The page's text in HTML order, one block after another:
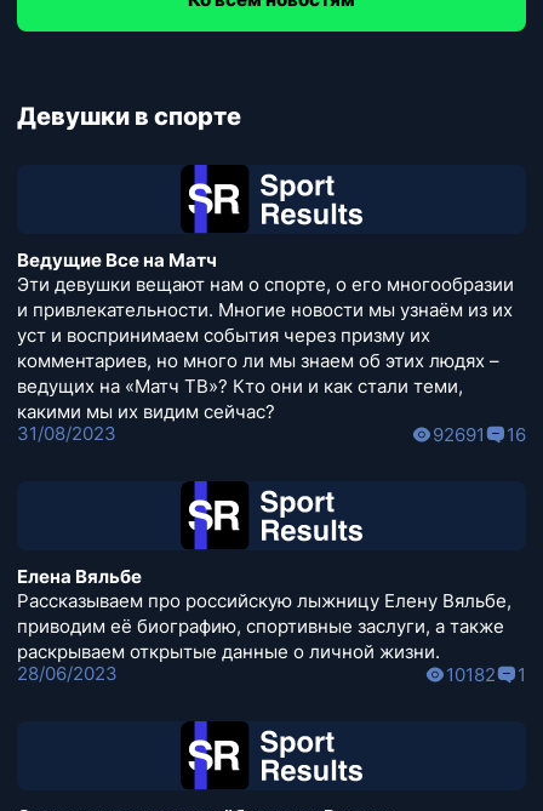
Девушки в спорте
Ведущие Все на Матч
Эти девушки вещают нам о спорте, о его многообразии
и привлекательности. Многие новости мы узнаём из их
уст и воспринимаем события через призму их
комментариев, но много ли мы знаем об этих людях –
ведущих на «Матч ТВ»? Кто они и как стали теми,
какими мы их видим сейчас?
31/08/2023
92691 16
Елена Вяльбе
Рассказываем про российскую лыжницу Елену Вяльбе,
приводим её биографию, спортивные заслуги, а также
раскрываем открытые данные о личной жизни.
28/06/2023
10182 1